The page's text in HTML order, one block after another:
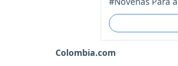
Colombia.com